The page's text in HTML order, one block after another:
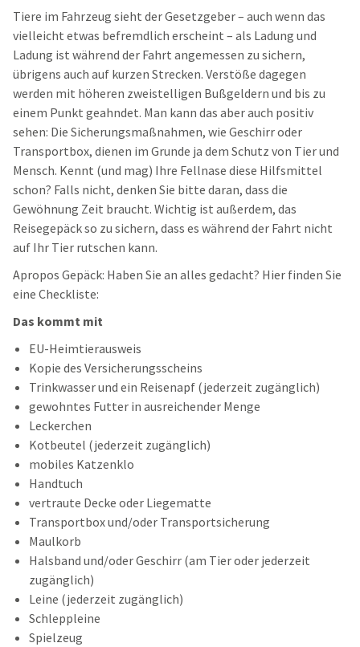
Tiere im Fahrzeug sieht der Gesetzgeber – auch wenn das
vielleicht etwas befremdlich erscheint – als Ladung und
Ladung ist während der Fahrt angemessen zu sichern,
übrigens auch auf kurzen Strecken. Verstöße dagegen
werden mit höheren zweistelligen Bußgeldern und bis zu
einem Punkt geahndet. Man kann das aber auch positiv
sehen: Die Sicherungsmaßnahmen, wie Geschirr oder
Transportbox, dienen im Grunde ja dem Schutz von Tier und
Mensch. Kennt (und mag) Ihre Fellnase diese Hilfsmittel
schon? Falls nicht, denken Sie bitte daran, dass die
Gewöhnung Zeit braucht. Wichtig ist außerdem, das
Reisegepäck so zu sichern, dass es während der Fahrt nicht
auf Ihr Tier rutschen kann.
Apropos Gepäck: Haben Sie an alles gedacht? Hier finden Sie
eine Checkliste:
Das kommt mit
EU-Heimtierausweis
Kopie des Versicherungsscheins
Trinkwasser und ein Reisenapf (jederzeit zugänglich)
gewohntes Futter in ausreichender Menge
Leckerchen
Kotbeutel (jederzeit zugänglich)
mobiles Katzenklo
Handtuch
vertraute Decke oder Liegematte
Transportbox und/oder Transportsicherung
Maulkorb
Halsband und/oder Geschirr (am Tier oder jederzeit
zugänglich)
Leine (jederzeit zugänglich)
Schleppleine
Spielzeug